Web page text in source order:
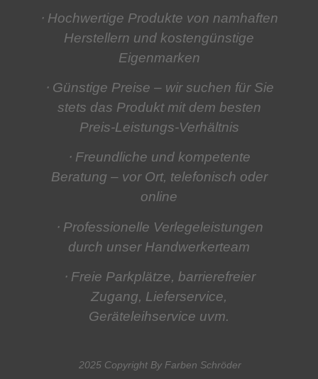
⋅ Hochwertige Produkte von namhaften
Herstellern und kostengünstige
Eigenmarken
⋅ Günstige Preise – wir suchen für Sie
stets das Produkt mit dem besten
Preis-Leistungs-Verhältnis
⋅ Freundliche und kompetente
Beratung – vor Ort, telefonisch oder
online
⋅ Professionelle Verlegeleistungen
durch unser Handwerkerteam
⋅ Freie Parkplätze, barrierefreier
Zugang, Lieferservice,
Geräteleihservice uvm.
2025 Copyright By Farben Schröder